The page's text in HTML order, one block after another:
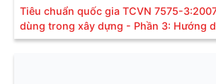
Tiêu chuẩn quốc gia TCVN 7575-
dùng trong xây dựng - Phần 3: Hướng